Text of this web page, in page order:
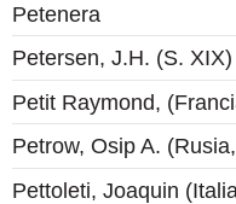
Petenera
Petersen, J.H. (S. XIX)
Petit Raymond,
Petrow, Osip A.
Pettoleti, Joaquin